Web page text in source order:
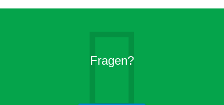
Fragen?